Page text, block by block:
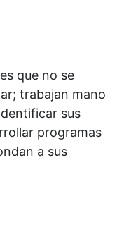
que no se
trabajan mano
sus
programas
a sus